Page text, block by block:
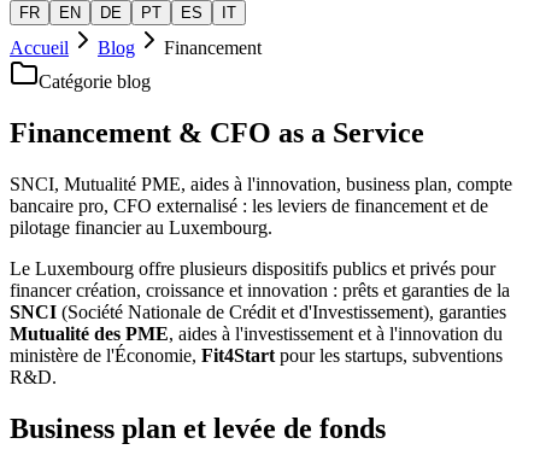
FR EN DE PT ES IT
Accueil Blog
Financement
Catégorie blog
Financement & CFO as a Service
SNCI, Mutualité PME, aides à l'innovation, business plan, compte
bancaire pro, CFO externalisé : les leviers de financement et de
pilotage financier au Luxembourg.
Le Luxembourg offre plusieurs dispositifs publics et privés pour
financer création, croissance et innovation : prêts et garanties de la
SNCI (Société Nationale de Crédit et d'Investissement), garanties
Mutualité des PME, aides à l'investissement et à l'innovation du
ministère de l'Économie, Fit4Start pour les startups, subventions
R&D.
Business plan et levée de fonds